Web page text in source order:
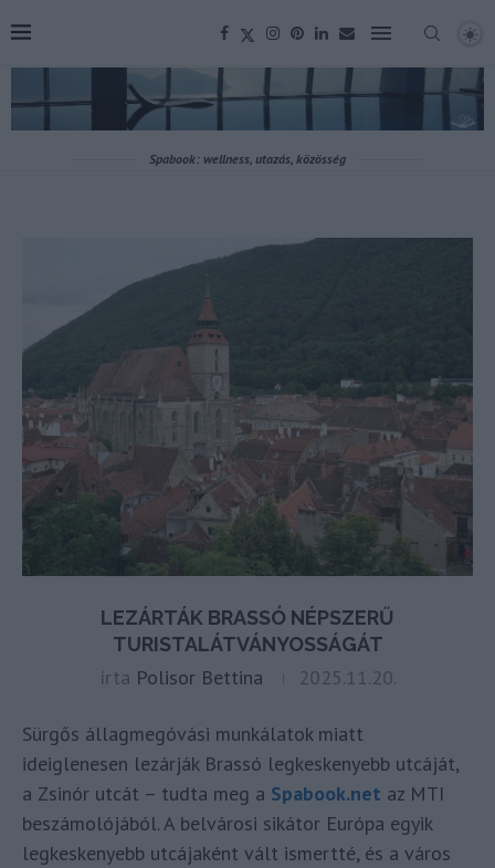
Spabook: wellness, utazás, közösség
LEZÁRTÁK BRASSÓ NÉPSZERŰ
TURISTALÁTVÁNYOSSÁGÁT
írta Polisor Bettina 2025.11.20.
Sürgős állagmegóvási munkálatok miatt
ideiglenesen lezárják Brassó legkeskenyebb utcáját,
a Zsinór utcát – tudta meg a Spabook.net az MTI
beszámolójából. A belvárosi sikátor Európa egyik
legkeskenyebb utcájaként vált ismertté, és a város